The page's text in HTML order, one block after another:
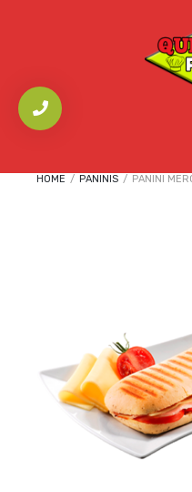
HOME / PANINIS / PANINI